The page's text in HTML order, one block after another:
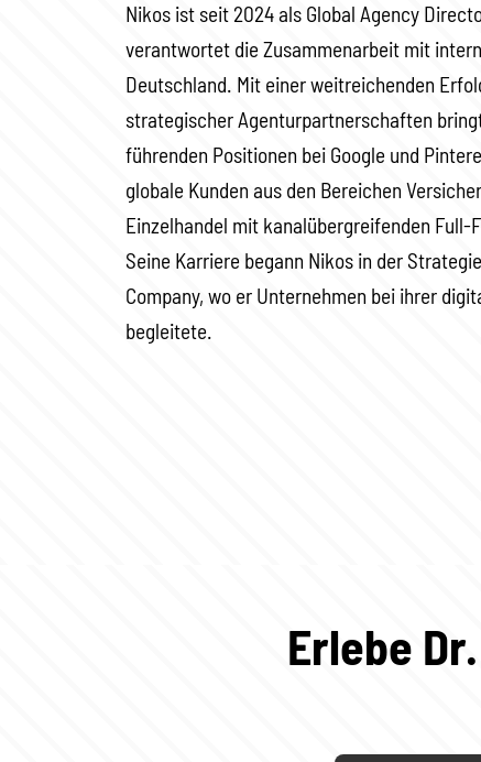
Nikos ist seit 2024 als Global Agency
verantwortet die Zusammenarbeit mit
Deutschland. Mit einer weitreichenden
strategischer Agenturpartnerschaften
führenden Positionen bei Google und
globale Kunden aus den Bereichen
Einzelhandel mit kanalübergreifenden Full-
Seine Karriere begann Nikos in der
Company, wo er Unternehmen bei ihrer
begleitete.
Erlebe